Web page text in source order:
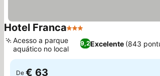
Hotel Franca3 Estrelas
9,2Excelente (843
Acesso a parque
aquático no local
De € 63